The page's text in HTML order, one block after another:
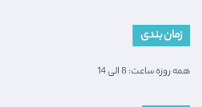
زمان بندی
همه روزه ساعت: 8 الی 14